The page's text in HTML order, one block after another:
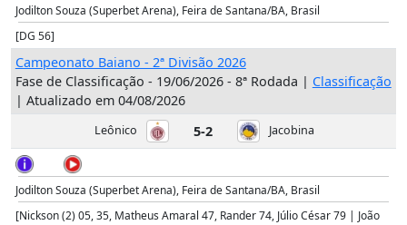
Jodilton Souza (Superbet Arena), Feira de Santana/BA, Brasil
[DG 56]
Campeonato Baiano - 2ª Divisão 2026
Fase de Classificação - 19/06/2026 - 8ª Rodada | Classificação
| Atualizado em 04/08/2026
Leônico 5-2 Jacobina
Jodilton Souza (Superbet Arena), Feira de Santana/BA, Brasil
[Nickson (2) 05, 35, Matheus Amaral 47, Rander 74, Júlio César 79 | João